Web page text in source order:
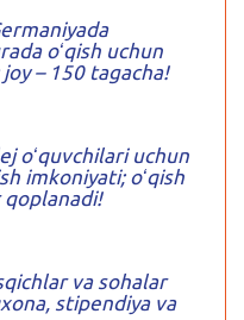
oʻqish uchun
– 150 tagacha!
oʻquvchilari uchun
imkoniyati; oʻqish
qoplanadi!
va sohalar
stipendiya va